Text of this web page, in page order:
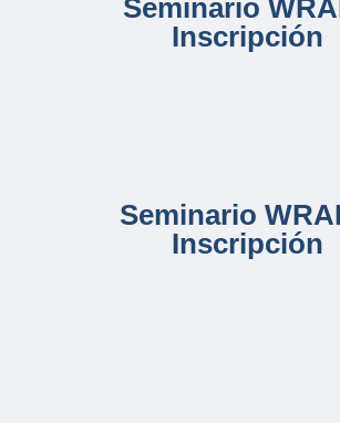
Seminario
Inscripción
Seminario
Inscripción